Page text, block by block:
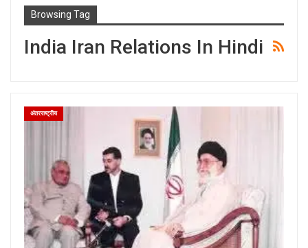
Browsing Tag
India Iran Relations In Hindi
अंतरराष्ट्रीय